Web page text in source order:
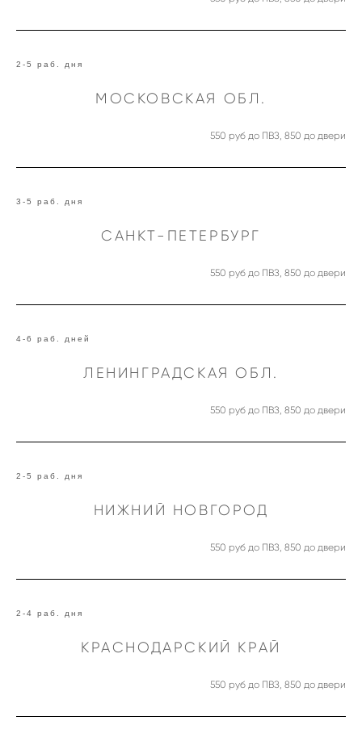
2-5 раб. дня
МОСКОВСКАЯ ОБЛ.
550 руб до ПВЗ, 850 до двери
3-5 раб. дня
САНКТ-ПЕТЕРБУРГ
550 руб до ПВЗ, 850 до двери
4-6 раб. дней
ЛЕНИНГРАДСКАЯ ОБЛ.
550 руб до ПВЗ, 850 до двери
2-5 раб. дня
НИЖНИЙ НОВГОРОД
550 руб до ПВЗ, 850 до двери
2-4 раб. дня
КРАСНОДАРСКИЙ КРАЙ
550 руб до ПВЗ, 850 до двери